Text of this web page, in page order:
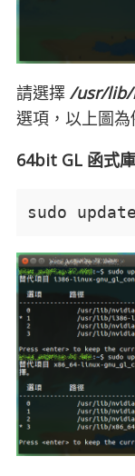
請選擇 /usr/lib/
選項，以上圖
64bit GL 函式庫
sudo